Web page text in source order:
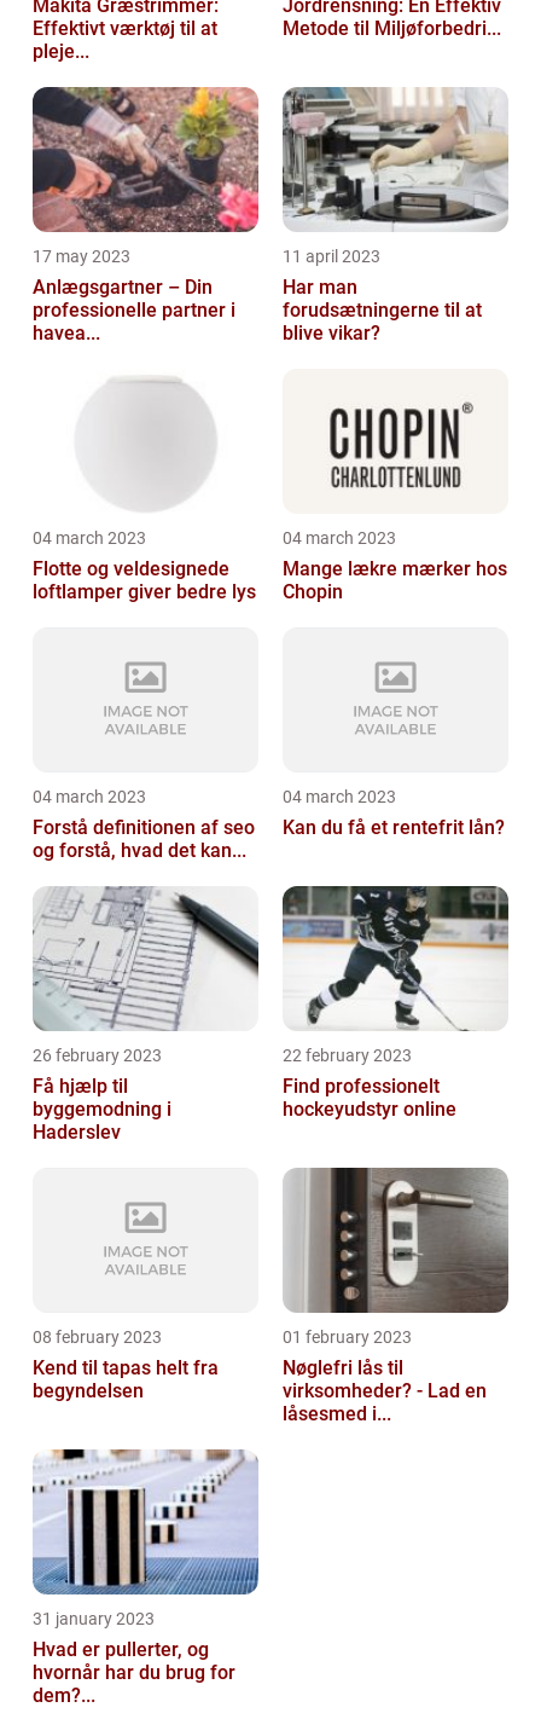
Makita Græstrimmer:
Effektivt værktøj til at
pleje...
Jordrensning: En Effektiv
Metode til Miljøforbedri...
17 may 2023
Anlægsgartner – Din
professionelle partner i
havea...
11 april 2023
Har man
forudsætningerne til at
blive vikar?
04 march 2023
Flotte og veldesignede
loftlamper giver bedre lys
04 march 2023
Mange lækre mærker hos
Chopin
04 march 2023
Forstå definitionen af seo
og forstå, hvad det kan...
04 march 2023
Kan du få et rentefrit lån?
26 february 2023
Få hjælp til
byggemodning i
Haderslev
22 february 2023
Find professionelt
hockeyudstyr online
08 february 2023
Kend til tapas helt fra
begyndelsen
01 february 2023
Nøglefri lås til
virksomheder? - Lad en
låsesmed i...
31 january 2023
Hvad er pullerter, og
hvornår har du brug for
dem?...